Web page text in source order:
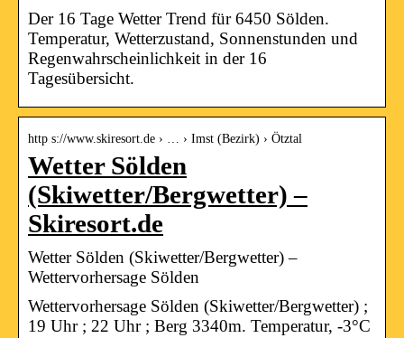
Der 16 Tage Wetter Trend für 6450 Sölden.
Temperatur, Wetterzustand, Sonnenstunden und
Regenwahrscheinlichkeit in der 16
Tagesübersicht.
http s://www.skiresort.de › … › Imst (Bezirk) › Ötztal
Wetter Sölden
(Skiwetter/Bergwetter) –
Skiresort.de
Wetter Sölden (Skiwetter/Bergwetter) –
Wettervorhersage Sölden
Wettervorhersage Sölden (Skiwetter/Bergwetter) ;
19 Uhr ; 22 Uhr ; Berg 3340m. Temperatur, -3°C